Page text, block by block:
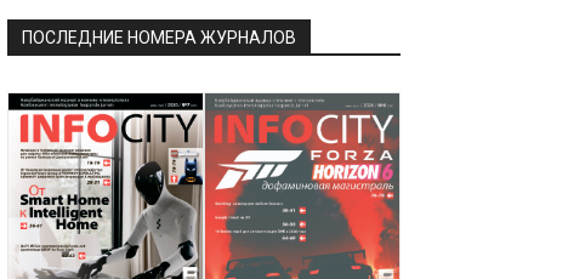
ПОСЛЕДНИЕ НОМЕРА ЖУРНАЛОВ